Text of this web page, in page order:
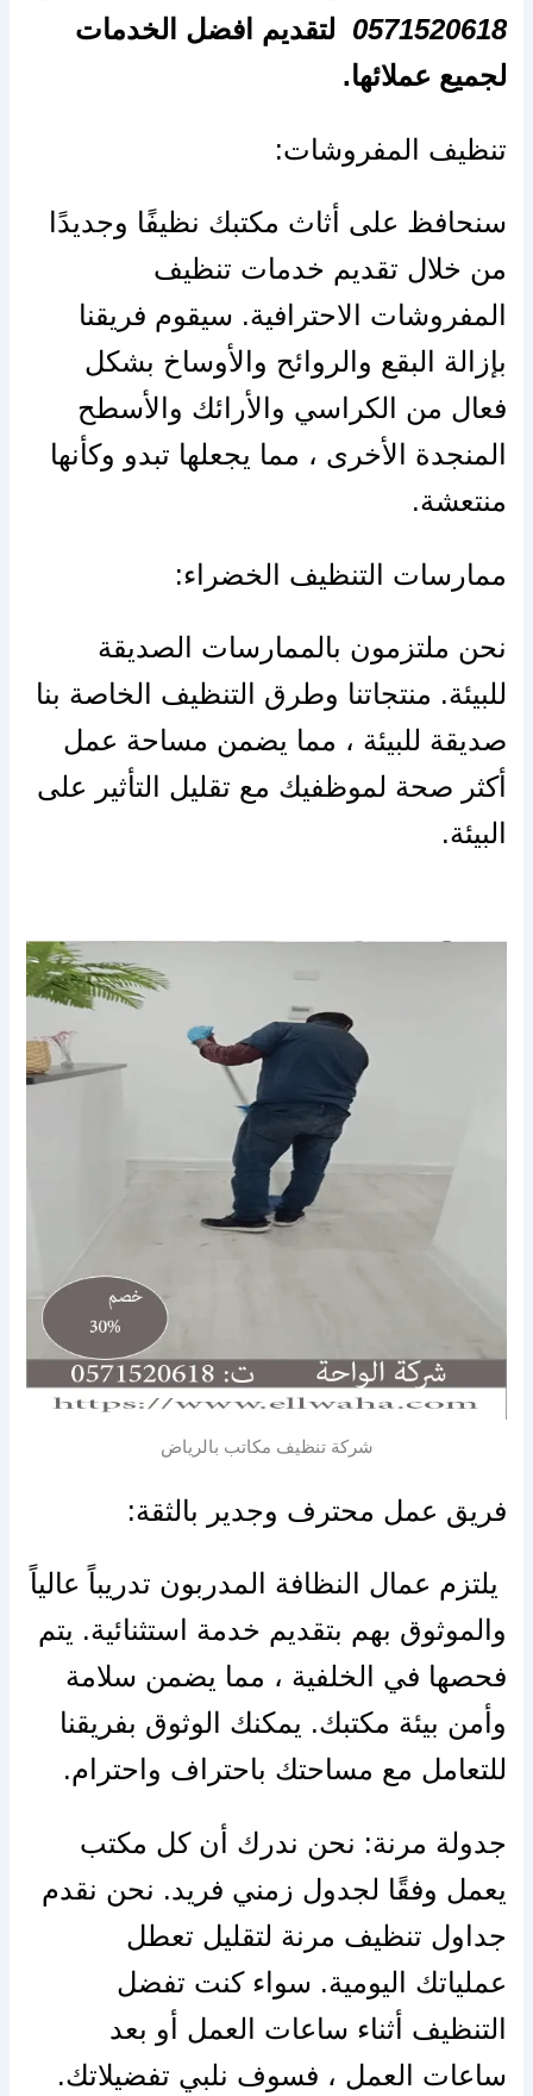
0571520618 لتقديم افضل الخدمات
لجميع عملائها.
تنظيف المفروشات:
سنحافظ على أثاث مكتبك نظيفًا وجديدًا
من خلال تقديم خدمات تنظيف
المفروشات الاحترافية. سيقوم فريقنا
بإزالة البقع والروائح والأوساخ بشكل
فعال من الكراسي والأرائك والأسطح
المنجدة الأخرى ، مما يجعلها تبدو وكأنها
منتعشة.
ممارسات التنظيف الخضراء:
نحن ملتزمون بالممارسات الصديقة
للبيئة. منتجاتنا وطرق التنظيف الخاصة بنا
صديقة للبيئة ، مما يضمن مساحة عمل
أكثر صحة لموظفيك مع تقليل التأثير على
البيئة.
شركة تنظيف مكاتب بالرياض
فريق عمل محترف وجدير بالثقة:
يلتزم عمال النظافة المدربون تدريباً عالياً
والموثوق بهم بتقديم خدمة استثنائية. يتم
فحصها في الخلفية ، مما يضمن سلامة
وأمن بيئة مكتبك. يمكنك الوثوق بفريقنا
للتعامل مع مساحتك باحتراف واحترام.
جدولة مرنة: نحن ندرك أن كل مكتب
يعمل وفقًا لجدول زمني فريد. نحن نقدم
جداول تنظيف مرنة لتقليل تعطل
عملياتك اليومية. سواء كنت تفضل
التنظيف أثناء ساعات العمل أو بعد
ساعات العمل ، فسوف نلبي تفضيلاتك.